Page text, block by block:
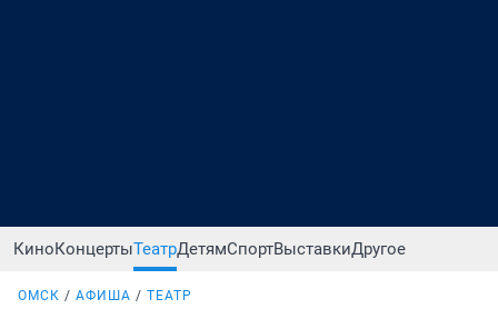
КиноКонцертыТеатрДетямСпортВыставкиДругое
ОМСК АФИША ТЕАТР